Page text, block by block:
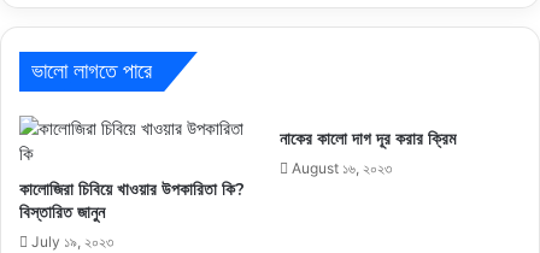
ভালো লাগতে পারে
কালোজিরা চিবিয়ে খাওয়ার উপকারিতা কি?
বিস্তারিত জানুন
July ১৯, ২০২৩
নাকের কালো দাগ দূর করার ক্রিম
August ১৬, ২০২৩